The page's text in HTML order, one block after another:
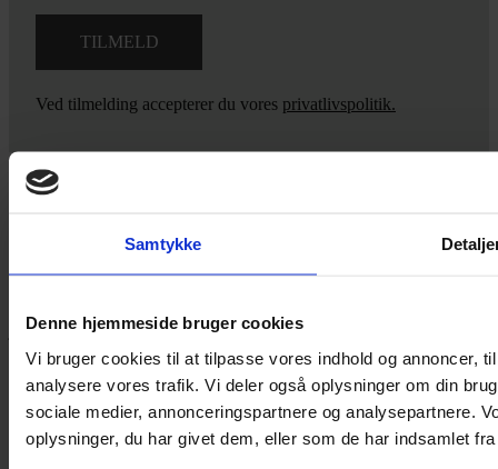
Samtykke
Denne hjemmeside bruger cookies
Vi bruger cookies til at tilpasse vores indhold og annoncer,
analysere vores trafik. Vi deler også oplysninger om din
sociale medier, annonceringspartnere og analysepartnere.
oplysninger, du har givet dem, eller som de har indsamlet
Ved tilmelding accepterer du vores privatlivspolitik.
jeg dig på vej.
Vestergade 12 6270, Tønder
60 51 96 50
post@yarneverywear.dk
CVR 43041649